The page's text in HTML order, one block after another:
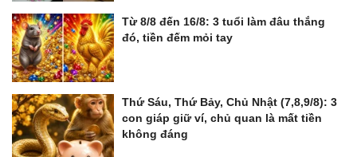
Từ 8/8 đến 16/8: 3 tuổi làm đâu thắng
đó, tiền đếm mỏi tay
Thứ Sáu, Thứ Bảy, Chủ Nhật (7,8,9/8): 3
con giáp giữ ví, chủ quan là mất tiền
không đáng